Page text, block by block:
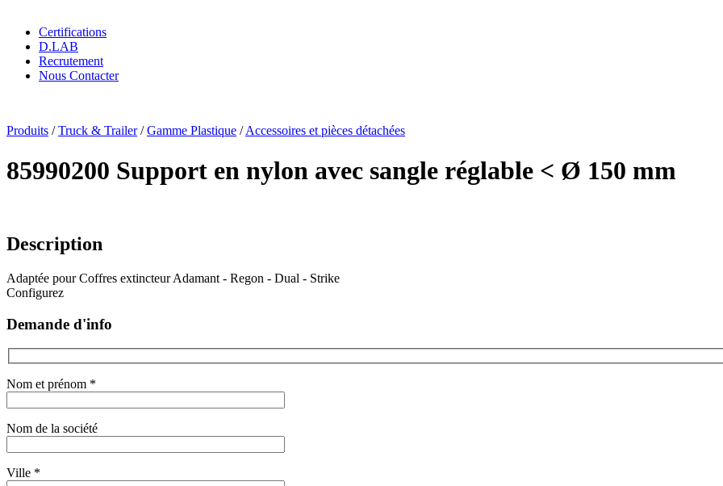
Certifications
D.LAB
Recrutement
Nous Contacter
Produits /Truck & Trailer/Gamme Plastique /Accessoires et pièces détachées
85990200 Support en nylon avec sangle réglable < Ø 150 mm
Description
Adaptée pour Coffres extincteur Adamant - Regon - Dual - Strike
Configurez
Demande d'info
Nom et prénom *
Nom de la société
Ville *